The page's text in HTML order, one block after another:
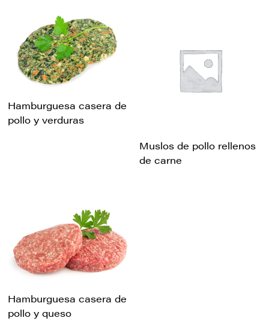
Hamburguesa casera de
pollo y verduras
Muslos de pollo rellenos
de carne
Hamburguesa casera de
pollo y queso